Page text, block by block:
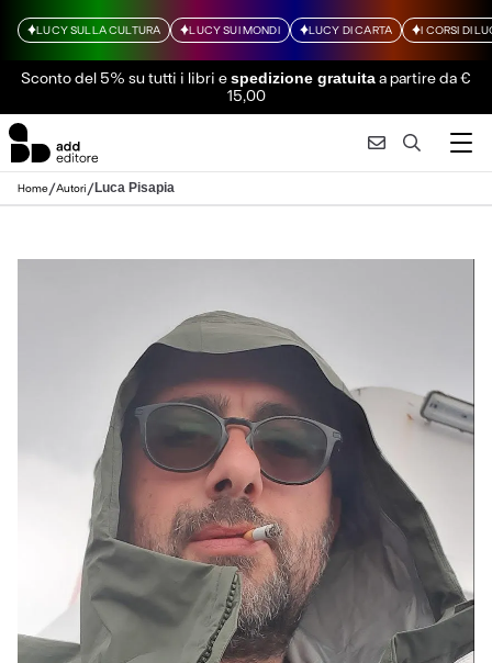
LUCY SULLA CULTURA LUCY SUI MONDI LUCY DI CARTA I CORSI DI
Sconto del 5% su tutti i libri espedizione gratuitaa partire da €
15,00
Home/Autori/Luca Pisapia